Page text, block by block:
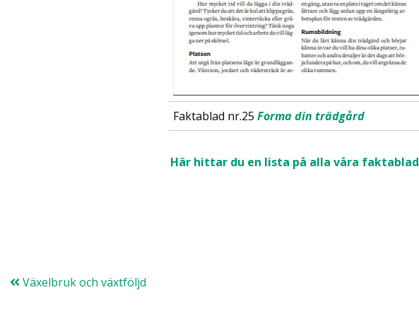
Faktablad nr.25Forma din trädgård
Här hittar du en lista på alla våra faktablad
Växelbruk och växtföljd